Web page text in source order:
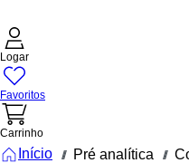
Logar
Favoritos
Carrinho
Início /// Pré analítica ///